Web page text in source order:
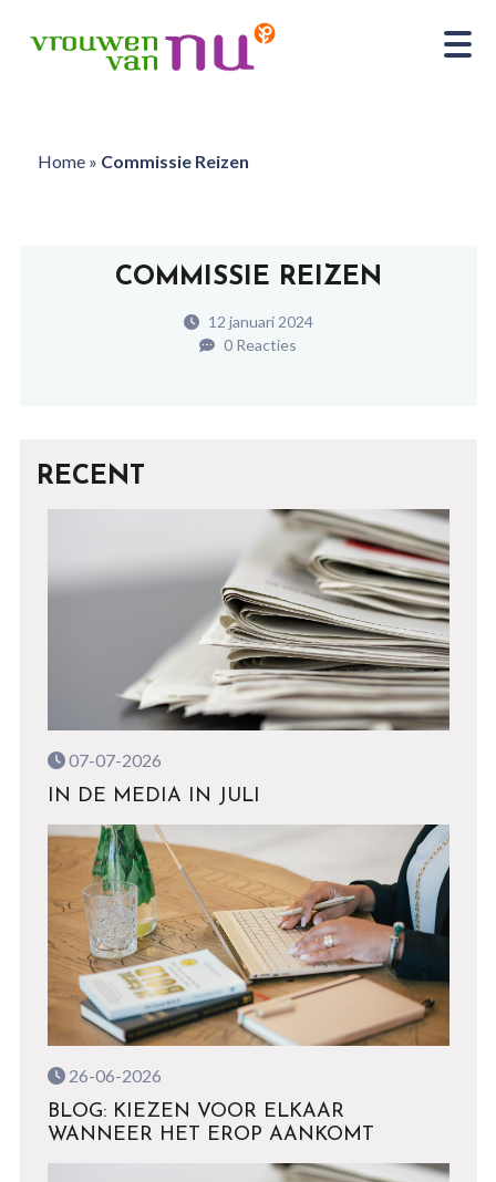
Home» Commissie Reizen
COMMISSIE REIZEN
12 januari 2024
0 Reacties
RECENT
07-07-2026
IN DE MEDIA IN JULI
26-06-2026
BLOG: KIEZEN VOOR ELKAAR
WANNEER HET EROP AANKOMT